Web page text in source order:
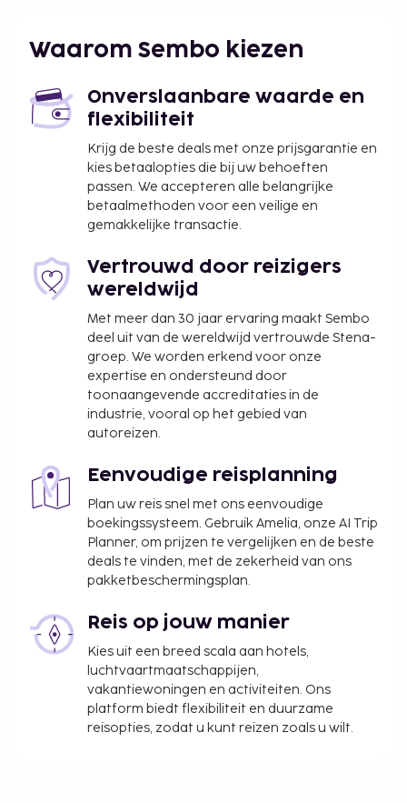
Een verplichte toeslag voor het schoonmaken
is bij het huurtarief van deze accommodatie
Waarom Sembo kiezen
Onverslaanbare waarde en
flexibiliteit
Krijg de beste deals met onze prijsgarantie en
kies betaalopties die bij uw behoeften
passen. We accepteren alle belangrijke
betaalmethoden voor een veilige en
gemakkelijke transactie.
Vertrouwd door reizigers
wereldwijd
Met meer dan 30 jaar ervaring maakt Sembo
deel uit van de wereldwijd vertrouwde Stena-
groep. We worden erkend voor onze
expertise en ondersteund door
toonaangevende accreditaties in de
industrie, vooral op het gebied van
autoreizen.
Eenvoudige reisplanning
Plan uw reis snel met ons eenvoudige
boekingssysteem. Gebruik Amelia, onze AI Trip
Planner, om prijzen te vergelijken en de beste
deals te vinden, met de zekerheid van ons
pakketbeschermingsplan.
Reis op jouw manier
Kies uit een breed scala aan hotels,
luchtvaartmaatschappijen,
vakantiewoningen en activiteiten. Ons
platform biedt flexibiliteit en duurzame
reisopties, zodat u kunt reizen zoals u wilt.